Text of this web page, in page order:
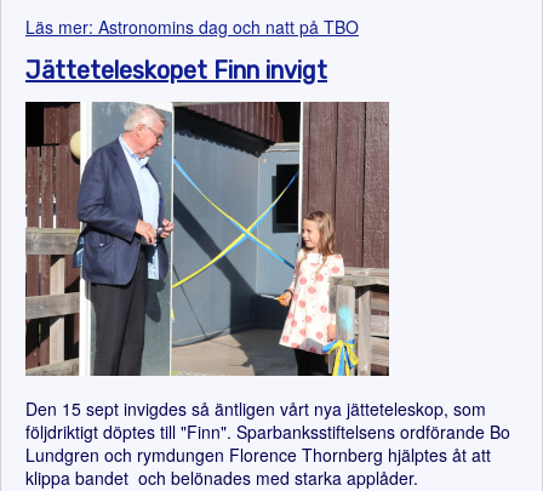
Läs mer: Astronomins dag och natt på TBO
Jätteteleskopet Finn invigt
Den 15 sept invigdes så äntligen vårt nya jätteteleskop, som
följdriktigt döptes till "Finn". Sparbanksstiftelsens ordförande Bo
Lundgren och rymdungen Florence Thornberg hjälptes åt att
klippa bandet och belönades med starka applåder.